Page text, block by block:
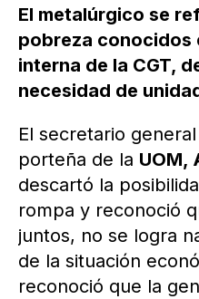
El metalúrgico se
pobreza conocidos
interna de la CGT,
necesidad de
El secretario
porteña de la UOM,
descartó la
rompa y reconoció
juntos, no se logra
de la situación
reconoció que la